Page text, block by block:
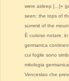
were asleep [...]»
seen: the tops of
summit of the
È curioso notare,
germanica
cui foglie sono
mitologia
Venceslao che